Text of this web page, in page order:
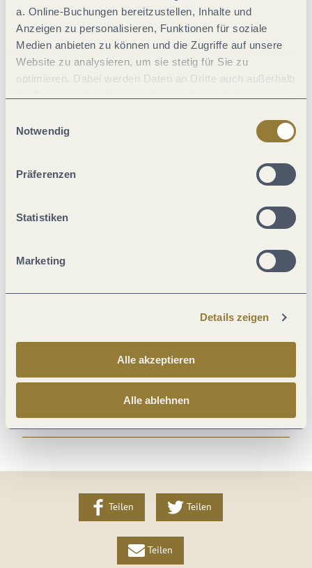
a. Online-Buchungen bereitzustellen, Inhalte und
Anzeigen zu personalisieren, Funktionen für soziale
Medien anbieten zu können und die Zugriffe auf unsere
Website zu analysieren, um sie stetig für Sie zu
optimieren. Dabei werden Daten an Dritte auch außerhalb
jederzeit widerrufen werden. Mit der Auswahl "Alle
ablehnen" kann es zu Beeinträchtigungen in der Nutzung
Notwendig
Präferenzen
Statistiken
Marketing
Details zeigen
Alle akzeptieren
Alle ablehnen
Einrichtungen Betrieb
Lage
Zahlungsarten
Sonstiges
Weitere Infos
Teilen Teilen
Teilen